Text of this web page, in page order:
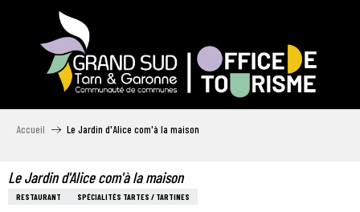
Accueil Le Jardin d'Alice com'à la maison
Le Jardin d'Alice com'à la maison
RESTAURANT SPÉCIALITÉS TARTES / TARTINES